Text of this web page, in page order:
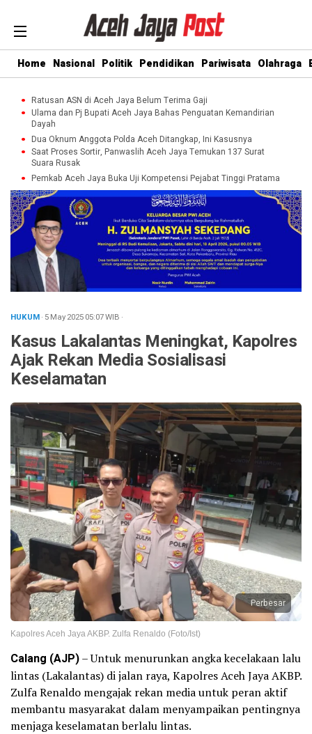
Home Nasional Politik Pendidikan Pariwisata Olahraga
Ratusan ASN di Aceh Jaya Belum Terima Gaji
Ulama dan Pj Bupati Aceh Jaya Bahas Penguatan Kemandirian
Dayah
Dua Oknum Anggota Polda Aceh Ditangkap, Ini Kasusnya
Saat Proses Sortir, Panwaslih Aceh Jaya Temukan 137 Surat
Suara Rusak
Pemkab Aceh Jaya Buka Uji Kompetensi Pejabat Tinggi Pratama
HUKUM· 5 May 202505:07WIB ·
Kasus Lakalantas Meningkat, Kapolres
Ajak Rekan Media Sosialisasi
Keselamatan
Perbesar
Kapolres Aceh Jaya AKBP. Zulfa Renaldo (Foto/Ist)
Calang (AJP)– Untuk menurunkan angka kecelakaan lalu
lintas (Lakalantas) di jalan raya, Kapolres Aceh Jaya AKBP.
Zulfa Renaldo mengajak rekan media untuk peran aktif
membantu masyarakat dalam menyampaikan pentingnya
menjaga keselamatan berlalu lintas.